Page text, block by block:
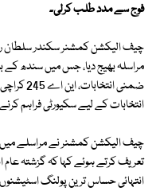
فوج سے مدد طلب کرلی۔
چیف الیکشن کمشنر سکندر سلطان
انتخابات کے لیے سکیورٹی فراہم
چیف الیکشن کمشنر نے مراسلے میں
تعریف کرتے ہوئے کہا کہ گزشتہ
انتہائی حساس ترین پولنگ اسٹیشنوں